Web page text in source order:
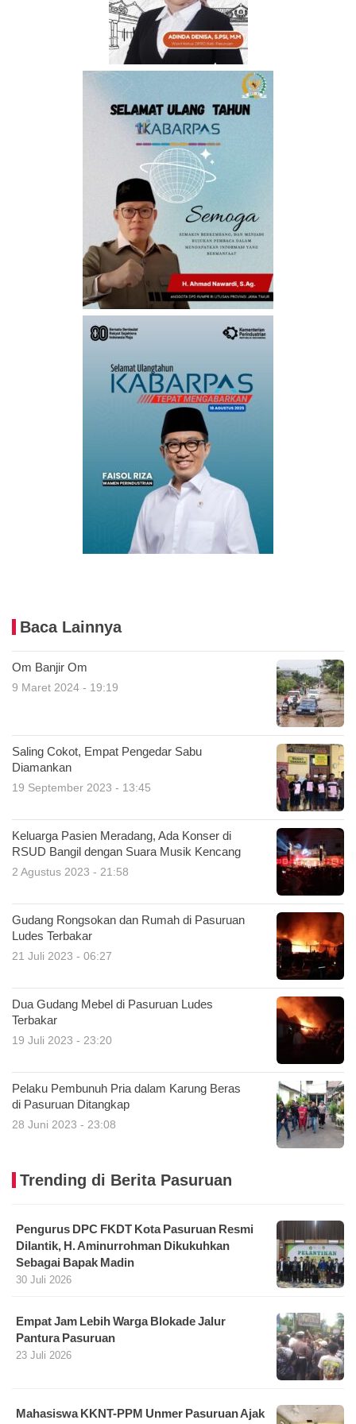
Baca Lainnya
Om Banjir Om
9 Maret 2024 - 19:19
Saling Cokot, Empat Pengedar Sabu
Diamankan
19 September 2023 - 13:45
Keluarga Pasien Meradang, Ada Konser di
RSUD Bangil dengan Suara Musik Kencang
2 Agustus 2023 - 21:58
Gudang Rongsokan dan Rumah di Pasuruan
Ludes Terbakar
21 Juli 2023 - 06:27
Dua Gudang Mebel di Pasuruan Ludes
Terbakar
19 Juli 2023 - 23:20
Pelaku Pembunuh Pria dalam Karung Beras
di Pasuruan Ditangkap
28 Juni 2023 - 23:08
Trending di Berita Pasuruan
Pengurus DPC FKDT Kota Pasuruan Resmi
Dilantik, H. Aminurrohman Dikukuhkan
Sebagai Bapak Madin
30 Juli 2026
Empat Jam Lebih Warga Blokade Jalur
Pantura Pasuruan
23 Juli 2026
Mahasiswa KKNT-PPM Unmer Pasuruan Ajak